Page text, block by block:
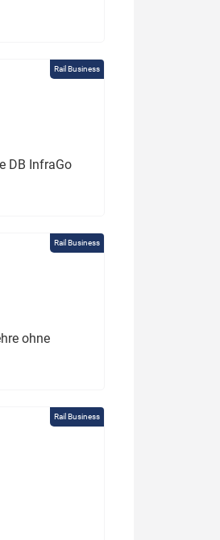
Rail Business
DB InfraGo
Rail Business
ohne
Rail Business